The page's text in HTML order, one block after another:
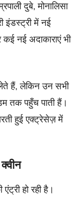
दुबे, मोनालिसा
इंडस्ट्री में नई
नई अदाकाराएं भी
लेते हैं, लेकिन उन सभी
तक पहुँच पाती हैं।
हुई एक्ट्रेसेज़ में
हो रही है।